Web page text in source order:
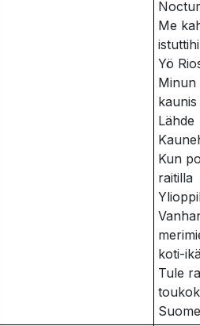
Me
Yö
Minun
Lähde
Kun
raitilla
koti-
Tule